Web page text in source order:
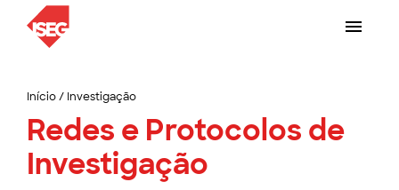
Início/ Investigação
Redes e Protocolos de
Investigação